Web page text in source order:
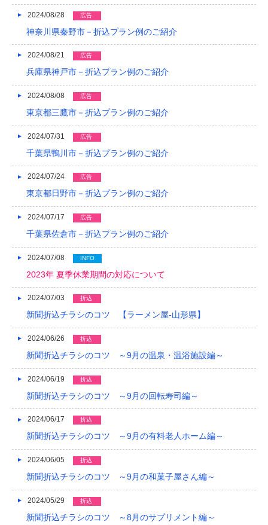
2024/08/28 広告
神奈川県秦野市－折込プラン例のご紹介
2024/08/21 広告
兵庫県神戸市－折込プラン例のご紹介
2024/08/08 広告
東京都三鷹市－折込プラン例のご紹介
2024/07/31 広告
千葉県鴨川市－折込プラン例のご紹介
2024/07/24 広告
東京都日野市－折込プラン例のご紹介
2024/07/17 広告
千葉県佐倉市－折込プラン例のご紹介
2024/07/08 INFO
2023年 夏季休業期間の対応について
2024/07/03 折込
新聞折込チラシのコツ 【ラーメン屋-山形県】
2024/06/26 折込
新聞折込チラシのコツ ～9月の温泉・温浴施設編～
2024/06/19 折込
新聞折込チラシのコツ ～9月の回転寿司編～
2024/06/17 折込
新聞折込チラシのコツ ～9月の有料老人ホーム編～
2024/06/05 折込
新聞折込チラシのコツ ～9月の和菓子屋さん編～
2024/05/29 折込
新聞折込チラシのコツ ～8月のサプリメント編～